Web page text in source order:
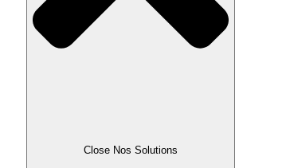
Close Nos Solutions